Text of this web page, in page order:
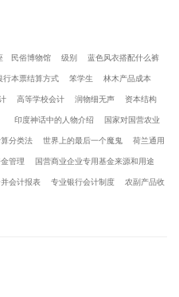
民俗博物馆 级别 蓝色风衣搭配什么裤
行本票结算方式 笨学生 林木产品成本
高等学校会计 润物细无声 资本结构
印度神话中的人物介绍 国家对国营农业
分类法 世界上的最后一个魔鬼 荷兰通用
管理 国营商业企业专用基金来源和用途
会计报表 专业银行会计制度 农副产品收